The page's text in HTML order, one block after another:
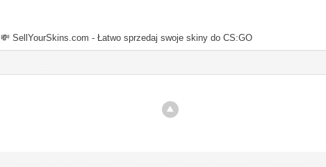
💸 SellYourSkins.com - Łatwo sprzedaj swoje skiny do CS:GO